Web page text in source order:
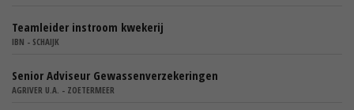
Teamleider instroom kwekerij
IBN - SCHAIJK
Senior Adviseur Gewassenverzekeringen
AGRIVER U.A. - ZOETERMEER